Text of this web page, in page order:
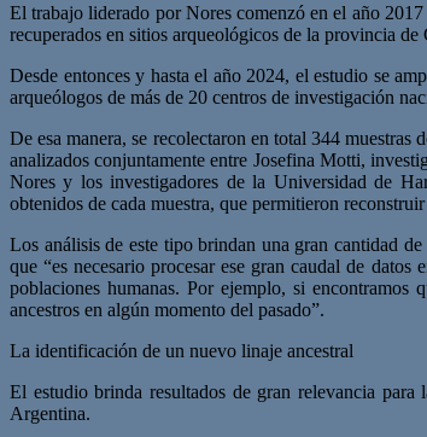
El trabajo liderado por Nores comenzó en el año
recuperados en sitios arqueológicos de la provincia de
Desde entonces y hasta el año 2024, el estudio se
arqueólogos de más de 20 centros de investigación
De esa manera, se recolectaron en total 344
analizados conjuntamente entre Josefina Motti,
Nores y los investigadores de la Universidad de
obtenidos de cada muestra, que permitieron
Los análisis de este tipo brindan una gran cantidad
que “es necesario procesar ese gran caudal de
poblaciones humanas. Por ejemplo, si encontramos
ancestros en algún momento del pasado”.
La identificación de un nuevo linaje ancestral
El estudio brinda resultados de gran relevancia
Argentina.